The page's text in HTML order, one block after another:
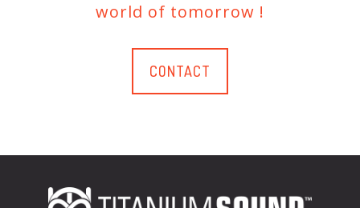
world of tomorrow !
CONTACT